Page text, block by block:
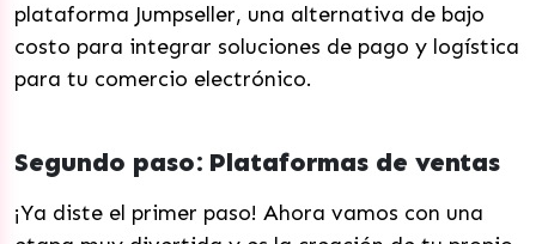
plataforma Jumpseller, una alternativa de bajo
costo para integrar soluciones de pago y logística
para tu comercio electrónico.
Segundo paso: Plataformas de ventas
¡Ya diste el primer paso! Ahora vamos con una